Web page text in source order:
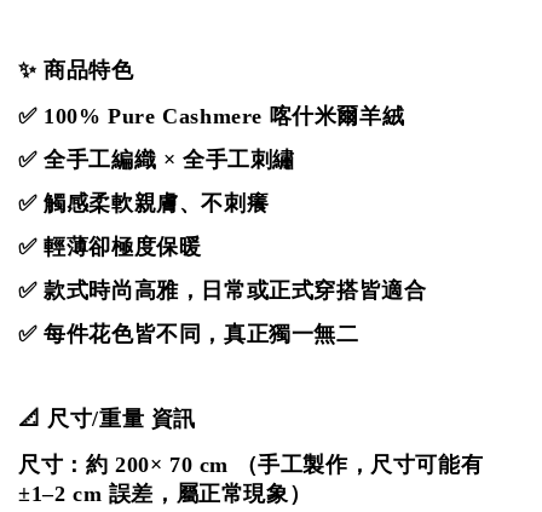
✨ 商品特色
✅ 100% Pure Cashmere 喀什米爾羊絨
✅ 全手工編織 × 全手工刺繡
✅ 觸感柔軟親膚、不刺癢
✅ 輕薄卻極度保暖
✅ 款式時尚高雅，日常或正式穿搭皆適合
✅ 每件花色皆不同，真正獨一無二
📐 尺寸/重量 資訊
尺寸：約 200× 70 cm
（手工製作，尺寸可能有
±1–2 cm 誤差，屬正常現象）